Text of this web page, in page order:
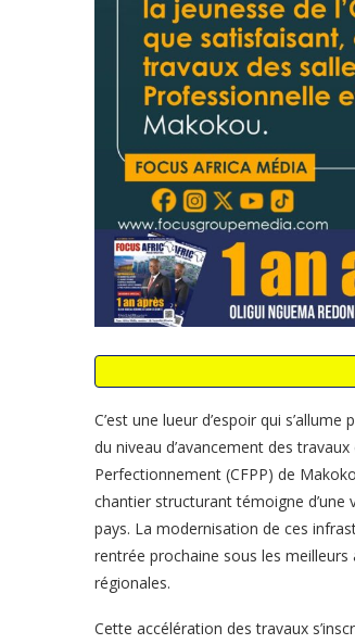
C’est une lueur d’espoir qui
du niveau d’avancement des
Perfectionnement (CFPP) de
chantier structurant témoigne d’une
pays. La modernisation de ces
rentrée prochaine sous les
régionales.
Cette accélération des travaux